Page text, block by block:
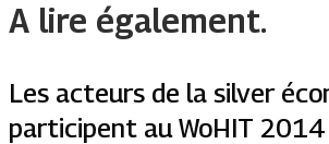
A lire également.
Les acteurs de la silver
participent au WoHIT 2014